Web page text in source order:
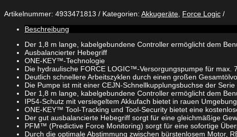
Artikelnummer: 4933471813 Kategorien: Akkugeräte Force Logic
Beschreibung
Der 1,8 m lange, kabelgebundene Controller ermöglicht dem
Ausbalancierter Hebegriff
ONE-KEY™-Technologie
Die hydraulische FORCE LOGIC™-Versorgungspumpe für max.
Deutlich schnellere Arbeitszyklen durch einen großen
Die Pumpe ist mit einer CEJN-Schnellkupplungsbuchse der
Der 1,8 m lange, kabelgebundene Controller ermöglicht dem
IP54-Schutz mit versiegeltem Akkufach bietet in rauen
ONE-KEY™ Tool-Tracking und Tool-Security bietet eine
Der gut ausbalancierte Hebegriff sorgt für eine gleichmäßige
PFM™ (Predictive Force Monitoring) sorgt für eine sofortige
Durch die optimale Abstimmung zwischen bürstenlosem Motor,